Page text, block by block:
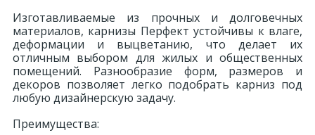
Изготавливаемые из прочных и долговечных
материалов, карнизы Перфект устойчивы к влаге,
деформации и выцветанию, что делает их
отличным выбором для жилых и общественных
помещений. Разнообразие форм, размеров и
декоров позволяет легко подобрать карниз под
любую дизайнерскую задачу.
Преимущества: